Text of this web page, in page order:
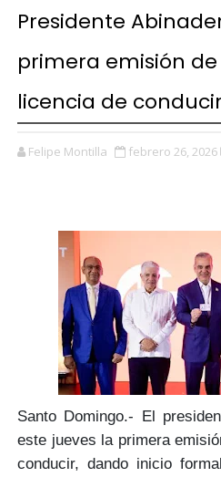
Presidente
primera emisión
licencia de conducir
Felipe Montilla febrero 26, 2026
Santo Domingo.- El
este jueves la primera
conducir, dando inicio